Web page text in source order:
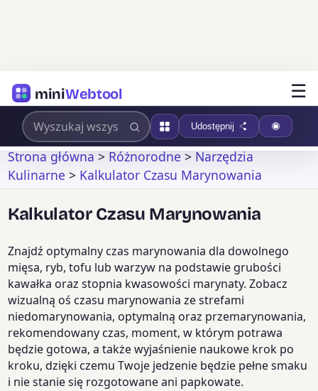
miniWebtool ☰
Udostępnij
Strona główna>Różnorodne>Narzędzia
Kulinarne > Kalkulator Czasu Marynowania
Kalkulator Czasu Marynowania
Znajdź optymalny czas marynowania dla dowolnego
mięsa, ryb, tofu lub warzyw na podstawie grubości
kawałka oraz stopnia kwasowości marynaty. Zobacz
wizualną oś czasu marynowania ze strefami
niedomarynowania, optymalną oraz przemarynowania,
rekomendowany czas, moment, w którym potrawa
będzie gotowa, a także wyjaśnienie naukowe krok po
kroku, dzięki czemu Twoje jedzenie będzie pełne smaku
i nie stanie się rozgotowane ani papkowate.